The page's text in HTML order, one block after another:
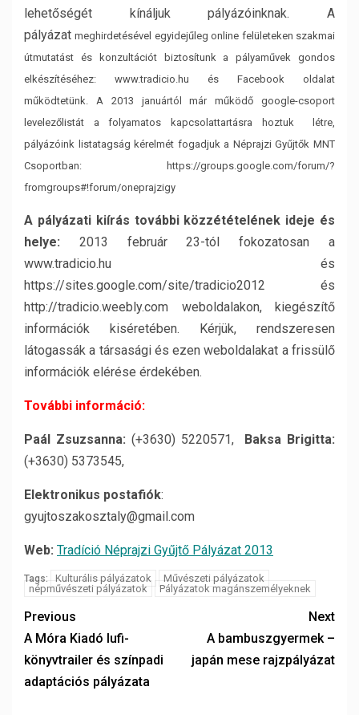
lehetőségét kínáljuk pályázóinknak. A
pályázatmeghirdetésével egyidejűleg online felületeken szakmai
útmutatást és konzultációt biztosítunk a pályaművek gondos
elkészítéséhez: www.tradicio.hu és Facebook oldalat
működtetünk. A 2013 januártól már működő google-csoport
levelezőlistát a folyamatos kapcsolattartásra hoztuk
létre,
pályázóink listatagság kérelmét fogadjuk a Néprajzi Gyűjtők MNT
Csoportban:
https://groups.google.com/forum/?
fromgroups#!forum/oneprajzigy
A pályázati kiírás további közzétételének ideje és
helye: 2013 február 23-tól fokozatosan a
www.tradicio.hu és
https://sites.google.com/site/tradicio2012 és
http://tradicio.weebly.com weboldalakon, kiegészítő
információk kiséretében. Kérjük, rendszeresen
látogassák a társasági és ezen weboldalakat a frissülő
információk elérése érdekében.
További információ:
Paál Zsuzsanna: (+3630) 5220571,
Baksa Brigitta:
(+3630) 5373545,
Elektronikus postafiók:
gyujtoszakosztaly@gmail.com
Web: Tradíció Néprajzi Gyűjtő Pályázat 2013
Tags: Kulturális pályázatok
Művészeti pályázatok
népművészeti pályázatok
Pályázatok magánszemélyeknek
Previous
A Móra Kiadó lufi-
könyvtrailer és színpadi
adaptációs pályázata
Next
A bambuszgyermek –
japán mese rajzpályázat